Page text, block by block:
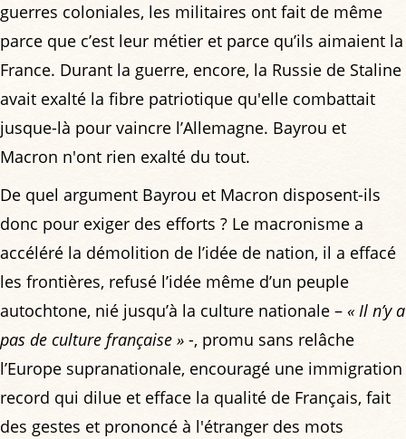
guerres coloniales, les militaires ont fait de même
parce que c’est leur métier et parce qu’ils aimaient la
France. Durant la guerre, encore, la Russie de Staline
avait exalté la fibre patriotique qu'elle combattait
jusque-là pour vaincre l’Allemagne. Bayrou et
Macron n'ont rien exalté du tout.
De quel argument Bayrou et Macron disposent-ils
donc pour exiger des efforts ? Le macronisme a
accéléré la démolition de l’idée de nation, il a effacé
les frontières, refusé l’idée même d’un peuple
autochtone, nié jusqu’à la culture nationale – « Il n’y a
pas de culture française » -, promu sans relâche
l’Europe supranationale, encouragé une immigration
record qui dilue et efface la qualité de Français, fait
des gestes et prononcé à l'étranger des mots